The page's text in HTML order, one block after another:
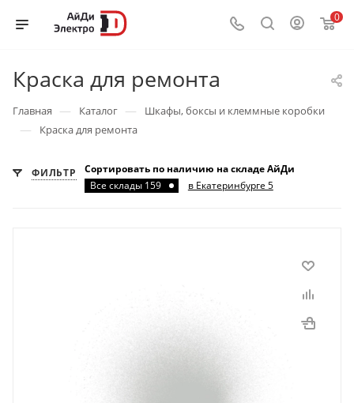
0
Краска для ремонта
Главная — Каталог — Шкафы, боксы и клеммные коробки
— Краска для ремонта
ФИЛЬТР
Сортировать по наличию на складе АйДи
Все склады 159
в Екатеринбурге 5